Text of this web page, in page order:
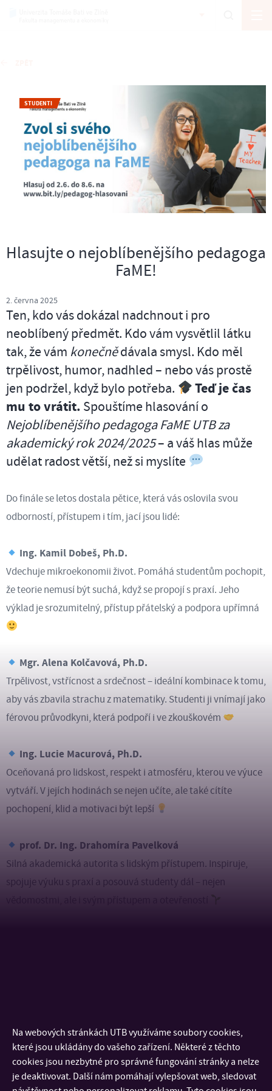
STUDENTI
Hlasujte o nejoblíbenějšího pedagoga
FaME!
2. června 2025
Ten, kdo vás dokázal nadchnout i pro
neoblíbený předmět. Kdo vám vysvětlil látku
tak, že vám konečnědávala smysl. Kdo měl
trpělivost, humor, nadhled – nebo vás prostě
jen podržel, když bylo potřeba.
Teď je čas
mu to vrátit. Spouštíme hlasování o
Nejoblíbenějšího pedagoga FaME UTB za
akademický rok 2024/2025– a váš hlas může
udělat radost větší, než si myslíte
Do finále se letos dostala pětice, která vás oslovila svou
odborností, přístupem i tím, jací jsou lidé:
Ing. Kamil Dobeš, Ph.D.
Vdechuje mikroekonomii život. Pomáhá studentům pochopit,
že teorie nemusí být suchá, když se propojí s praxí. Jeho
výklad je srozumitelný, přístup přátelský a podpora upřímná
Mgr. Alena Kolčavová, Ph.D.
Trpělivost, vstřícnost a srdečnost – ideální kombinace k tomu,
aby vás zbavila strachu z matematiky. Studenti ji vnímají jako
férovou průvodkyni, která podpoří i ve zkouškovém
Ing. Lucie Macurová, Ph.D.
Oceňovaná pro lidskost, respekt i atmosféru, kterou ve výuce
vytváří. V jejích hodinách se nejen učíte, ale také cítíte
pochopení, klid a motivaci být lepší
prof. Dr. Ing. Drahomíra Pavelková
Silná akademická autorita s lidským přístupem. Inspiruje,
spojuje výuku s praxí a posouvá studenty dál – nejen
Kdy?Od 2. do 8. června 2025
Kde?Navolby.utb.cz
Na webových stránkách UTB využíváme soubory cookies,
které jsou ukládány do vašeho zařízení. Některé z těchto
cookies jsou nezbytné pro správné fungování stránky a nelze
je deaktivovat. Další nám pomáhají vylepšovat web, sledovat